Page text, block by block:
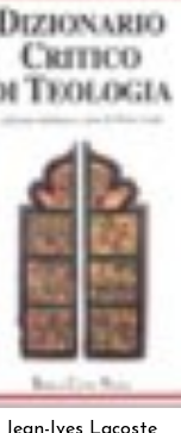
AGGIUNGI AL CARRELLO